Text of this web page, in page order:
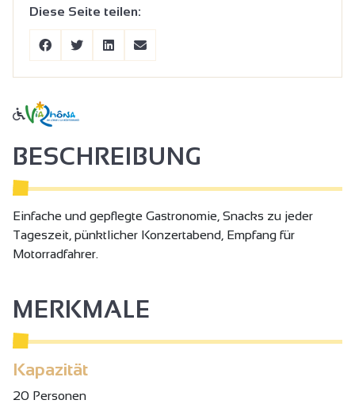
Diese Seite teilen:
BESCHREIBUNG
Einfache und gepflegte Gastronomie, Snacks zu jeder
Tageszeit, pünktlicher Konzertabend, Empfang für
Motorradfahrer.
MERKMALE
Kapazität
20 Personen